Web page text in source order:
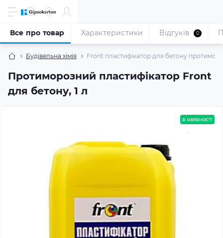
Будівельна хімія Front пластифікатор для бетону
Протиморозний пластифікатор Front
для бетону, 1 л
Все про товар Характеристики Відгуків 0
в наявності